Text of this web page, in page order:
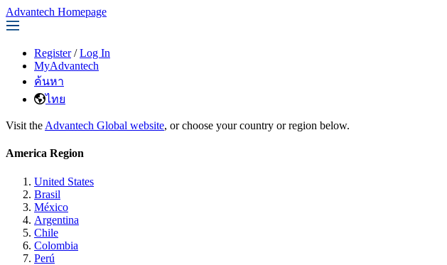
Advantech Homepage
Register / Log In
MyAdvantech
ค้นหา
ไทย
Visit the Advantech Global website, or choose your country or region below.
America Region
United States
Brasil
México
Argentina
Chile
Colombia
Perú